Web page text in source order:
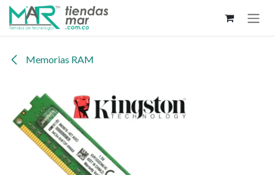
Ir al contenido
Memorias RAM